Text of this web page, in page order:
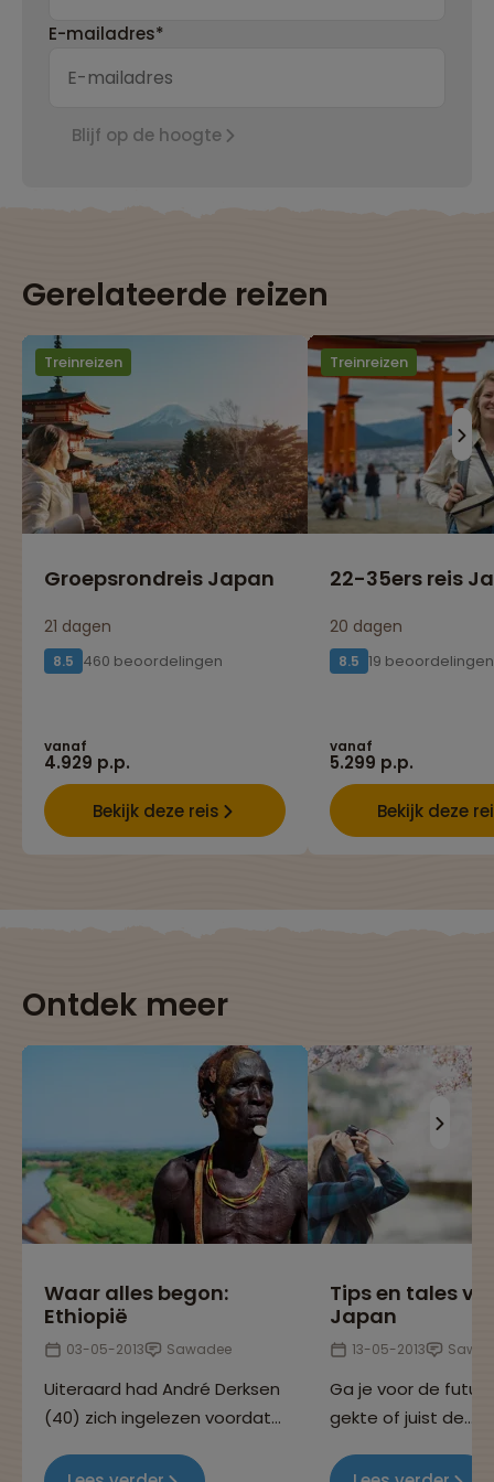
E-mailadres*
Blijf op de hoogte
Gerelateerde reizen
Treinreizen
Groepsrondreis Japan
21 dagen
8.5 460 beoordelingen
vanaf
4.929 p.p.
Bekijk deze reis
Treinreizen
22-35ers reis
20 dagen
8.5 19 beoordelingen
vanaf
5.299 p.p.
Bekijk deze
Ontdek meer
Waar alles begon:
Ethiopië
03-05-2013 Sawadee
Uiteraard had André Derksen
(40) zich ingelezen voordat
door Ethiopië maakte. 'Maar
Tips en tales
Japan
13-05-2013
Ga je voor de
gekte of juist de
Japan is niets wat